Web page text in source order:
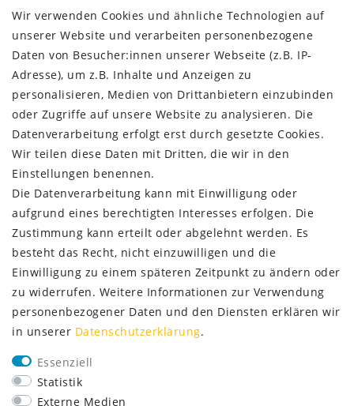
Widerrufs­recht
Impressum
Daten­schutz­erklärung
AGB
Kontakt
ZAHLUNG & VERSAND
SERVICE
Lieferung nur 2,95 €
Rücksendung kostenfrei
Wir verwenden Cookies und ähnliche Technologien auf
unserer Website und verarbeiten personenbezogene
Daten von Besucher:innen unserer Webseite (z.B. IP-
Adresse), um z.B. Inhalte und Anzeigen zu
personalisieren, Medien von Drittanbietern einzubinden
oder Zugriffe auf unsere Website zu analysieren. Die
Datenverarbeitung erfolgt erst durch gesetzte Cookies.
Wir teilen diese Daten mit Dritten, die wir in den
Einstellungen benennen.
Die Datenverarbeitung kann mit Einwilligung oder
aufgrund eines berechtigten Interesses erfolgen. Die
Zustimmung kann erteilt oder abgelehnt werden. Es
besteht das Recht, nicht einzuwilligen und die
Einwilligung zu einem späteren Zeitpunkt zu ändern oder
zu widerrufen. Weitere Informationen zur Verwendung
personenbezogener Daten und den Diensten erklären wir
in unserer Daten­schutz­erklärung.
Essenziell
Statistik
Externe Medien